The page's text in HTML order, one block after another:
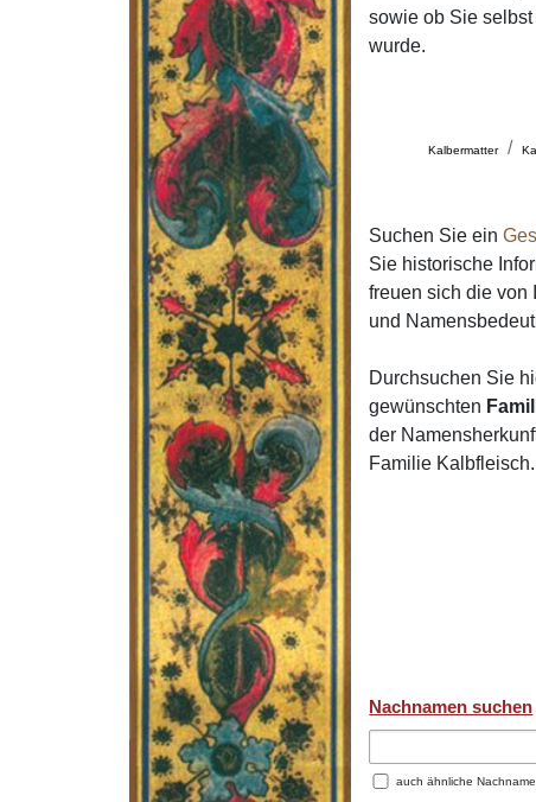
sowie ob Sie
wurde.
Kalbermatter
Suchen Sie ein
Sie historische
freuen sich die von
und
Durchsuchen Sie
gewünschten
der
Familie
Nachnamen suchen
auch ähnliche